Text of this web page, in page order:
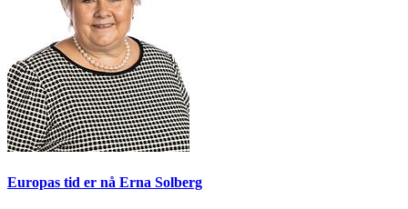
Europas tid er nå Erna Solberg